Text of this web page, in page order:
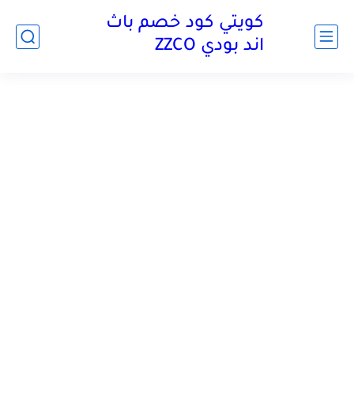
كويتي كود خصم باث
اند بودي ZZCO